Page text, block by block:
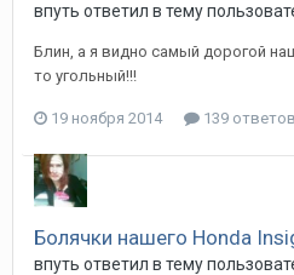
впуть ответил в тему
Блин, а я видно самый дорогой
то угольный!!!
19 ноября 2014 139 ответов
Болячки нашего Honda
впуть ответил в тему